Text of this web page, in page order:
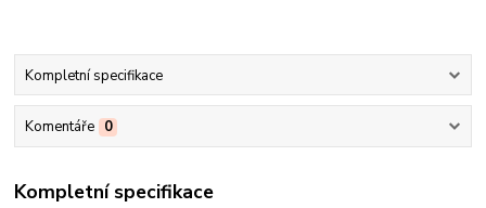
Kompletní specifikace
Komentáře 0
Kompletní specifikace